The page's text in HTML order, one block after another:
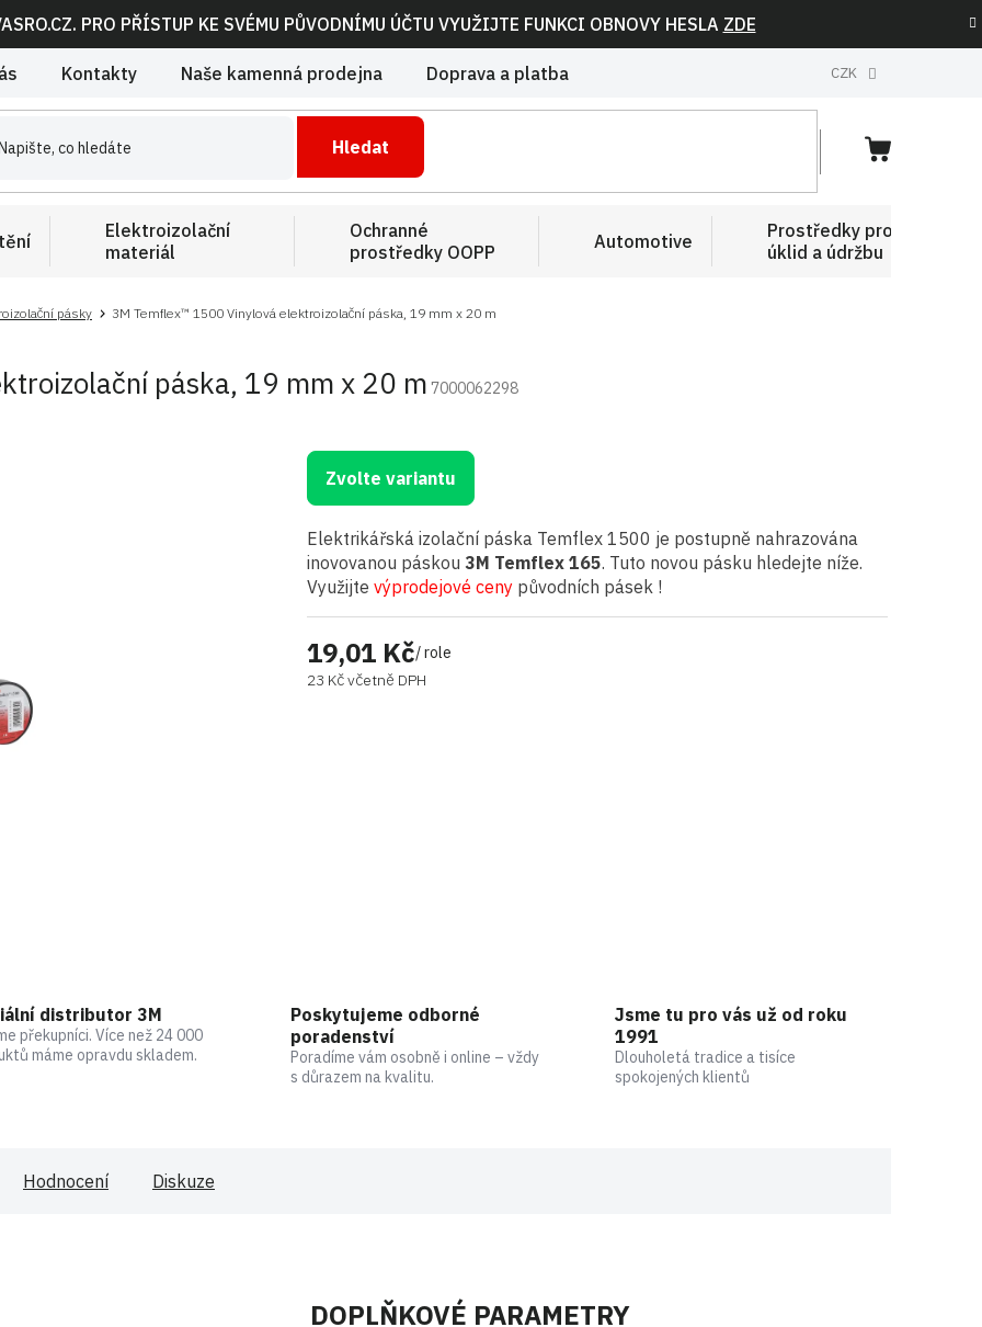
PRO PŘÍSTUP KE SVÉMU PŮVODNÍMU ÚČTU VYUŽIJTE FUNKCI OBNOVY HESLA ZDE
Kontakty Naše kamenná prodejna Doprava a platba CZK
Hledat
NÁKUPNÍ
Elektroizolační
materiál
Ochranné
prostředky OOPP
Automotive
Prostředky pro
úklid a údržbu
pásky 3M Temflex™ 1500 Vinylová elektroizolační páska, 19 mm x 20 m
páska, 19 mm x 20 m 7000062298
19,01 Kč/ role
23 Kč včetně DPH
Zvolte variantu
Elektrikářská izolační páska Temflex 1500 je postupně nahrazována
inovovanou páskou 3M Temflex 165. Tuto novou pásku hledejte níže.
Využijte výprodejové ceny původních pásek !
distributor 3M
překupníci. Více než 24 000
máme opravdu skladem.
Poskytujeme odborné
poradenství
Poradíme vám osobně i online – vždy
s důrazem na kvalitu.
Jsme tu pro vás už od roku
1991
Dlouholetá tradice a tisíce
spokojených klientů
Hodnocení Diskuze
DOPLŇKOVÉ PARAMETRY